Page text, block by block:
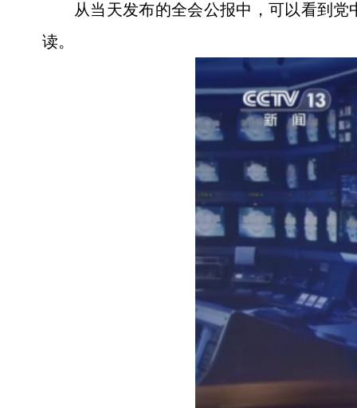
从当天发布的全会公报中，可以看到
读。